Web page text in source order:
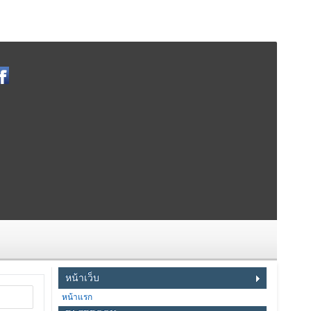
หน้าเว็บ
หน้าแรก